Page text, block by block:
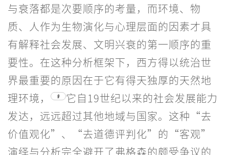
与衰落都是次要顺序的考量，而环境、物
质、人作为生物演化与心理层面的因素才具
有解释社会发展、文明兴衰的第一顺序的重
要性。在这种分析框架下，西方得以统治世
界最重要的原因在于它有得天独厚的天然地
理环境，
9
它自19世纪以来的社会发展能力
发达，远远超过其他地域与国家。这种“去
价值观化”、“去道德评判化”的“客观”
演绎与分析完全避开了弗格森的颇受争议的